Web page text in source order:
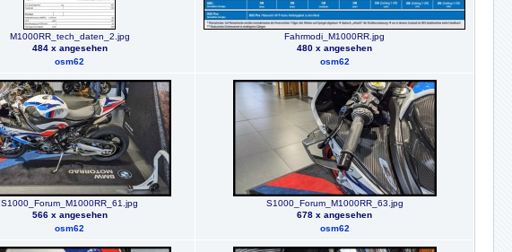
M1000RR_tech_daten_2.jpg
484 x angesehen
osm62
Fahrmodi_M1000RR.jpg
480 x angesehen
osm62
S1000_Forum_M1000RR_61.jpg
566 x angesehen
osm62
S1000_Forum_M1000RR_63.jpg
678 x angesehen
osm62